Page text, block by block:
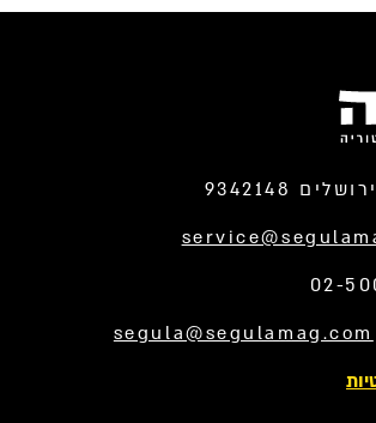
segula@segulamag.com